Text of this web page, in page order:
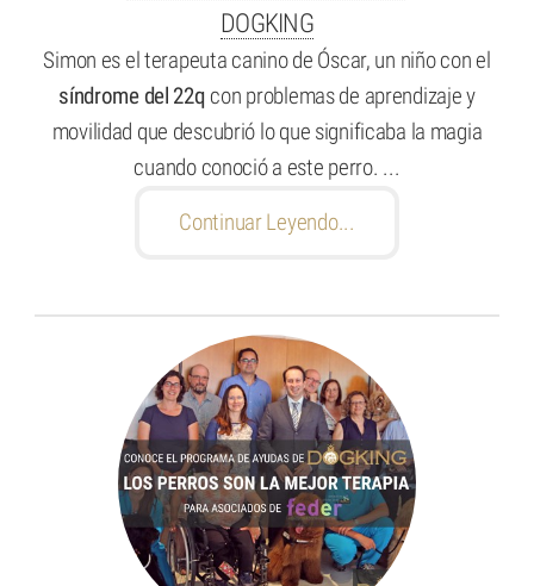
DOGKING
Simon es el terapeuta canino de Óscar, un niño con el
síndrome del 22q con problemas de aprendizaje y
movilidad que descubrió lo que significaba la magia
cuando conoció a este perro. ...
Continuar Leyendo...